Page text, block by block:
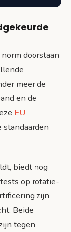
doorstaan
meer de
en de
EU
standaarden
biedt nog
op rotatie-
zijn
Beide
tegen